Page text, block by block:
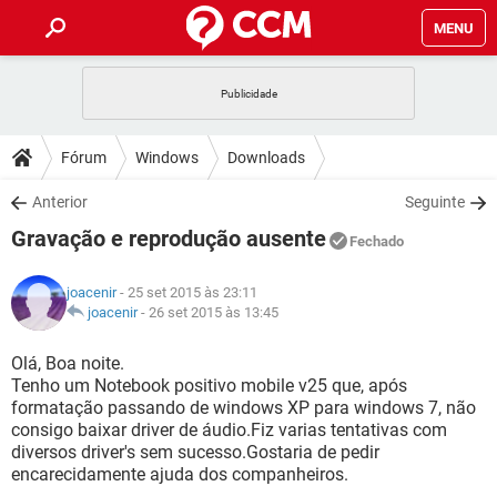
MENU
CELULAR FACEBOOK
OUTLOOK
INSTAGRAM GMAIL
GUIA DE COMPRAS
DICAS
JOGOS WHATSAPP
INSTAGRAM
GUIA DE COMPRAS
DOWNLOADS
JOGOS WHATSAPP
CELULAR
OUTLOOK EXCEL
INSTAGRAM
GUIA DE COMPRAS
JOGOS
CELULAR
OUTLOOK
INSTAGRAM GMAIL
GUIA DE COMPRAS
GLOSSÁRIO
JOGOS
CELULAR FACEBOOK
OUTLOOK EXCEL
INSTAGRAM GMAIL
Fórum Windows Downloads
Anterior Seguinte
Gravação e reprodução ausente Fechado
joacenir- 25 set 2015 às 23:11
joacenir- 26 set 2015 às 13:45
Olá, Boa noite.
Tenho um Notebook positivo mobile v25 que, após
formatação passando de windows XP para windows 7, não
consigo baixar driver de áudio.Fiz varias tentativas com
diversos driver's sem sucesso.Gostaria de pedir
encarecidamente ajuda dos companheiros.